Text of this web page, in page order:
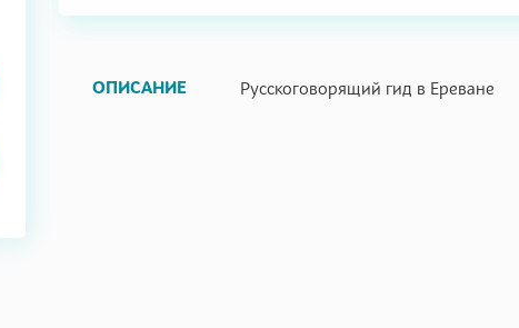
ОПИСАНИЕ Русскоговорящий гид в Ереване